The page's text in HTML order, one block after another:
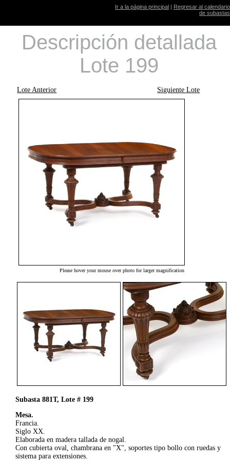
Ir a la página principal | Regresar al calendario
de subastas
Descripción detallada
Lote 199
Lote Anterior Siguiente Lote
Please hover your mouse over photo for larger magnification
Subasta 881T, Lote # 199
Mesa.
Francia.
Siglo XX.
Elaborada en madera tallada de nogal.
Con cubierta oval, chambrana en "X", soportes tipo bollo con ruedas y
sistema para extensiones.